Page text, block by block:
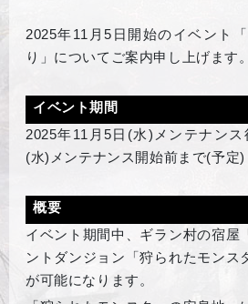
2025年11月5日開始のイベント
り」についてご案内申し上げます。
イベント期間
2025年11月5日(水)メンテナンス
(水)メンテナンス開始前まで(予定)
概要
イベント期間中、ギラン村の宿屋
ントダンジョン「狩られたモンス
が可能になります。